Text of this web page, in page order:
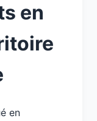
en
en